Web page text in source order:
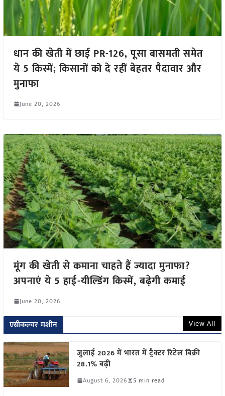
धान की खेती में छाई PR-126, पूसा बासमती समेत
ये 5 किस्में; किसानों को दे रहीं बेहतर पैदावार और
मुनाफा
June 20, 2026
मूंग की खेती से कमाना चाहते हैं ज्यादा मुनाफा?
अपनाएं ये 5 हाई-यील्डिंग किस्में, बढ़ेगी कमाई
June 20, 2026
एग्रीकल्चर मशीन View All
जुलाई 2026 में भारत में ट्रैक्टर रिटेल बिक्री
28.1% बढ़ी
August 6, 2026 5 min read